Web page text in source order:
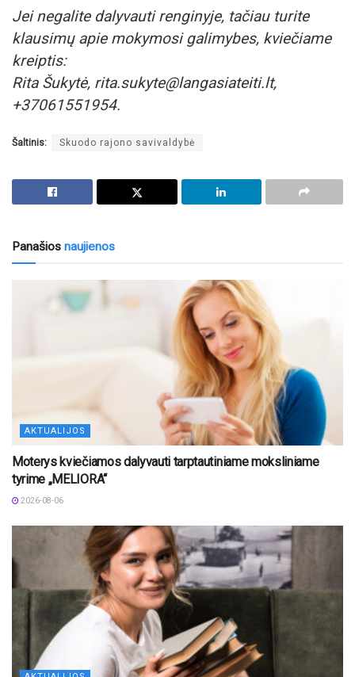
Jei negalite dalyvauti renginyje, tačiau turite
klausimų apie mokymosi galimybes, kviečiame
kreiptis:
Rita Šukytė, rita.sukyte@langasiateiti.lt,
+37061551954.
Šaltinis: Skuodo rajono savivaldybė
Panašios naujienos
AKTUALIJOS
Moterys kviečiamos dalyvauti tarptautiniame moksliniame
tyrime „MELIORA“
2026-08-06